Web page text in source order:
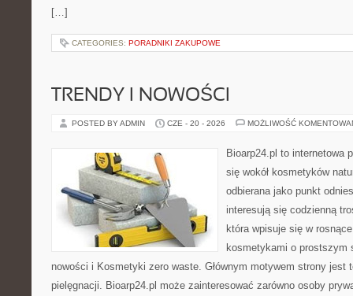
[…]
CATEGORIES: PORADNIKI ZAKUPOWE
TRENDY I NOWOŚCI
POSTED BY ADMIN CZE - 20 - 2026 MOŻLIWOŚĆ
Bioarp24.pl to internetowa
się wokół kosmetyków
odbierana jako punkt
interesują się codzienną
która wpisuje się w
kosmetykami o prostszym
nowości i Kosmetyki zero waste. Głównym motywem strony jest
pielęgnacji. Bioarp24.pl może zainteresować zarówno osoby